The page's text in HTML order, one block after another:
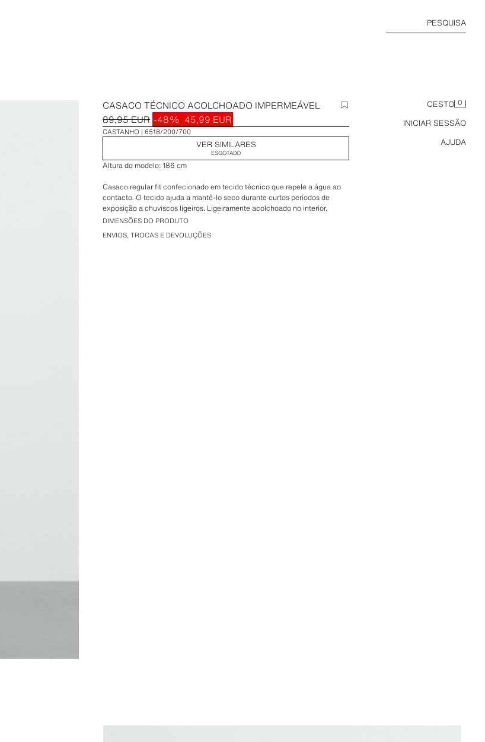
PESQUISA
CESTO 0
INICIAR SESSÃO
AJUDA
CASACO TÉCNICO ACOLCHOADO IMPERMEÁVEL
89,95 EUR -48% 45,99 EUR
CASTANHO 6518/200/700
VER SIMILARES
ESGOTADO
Altura do modelo: 186 cm
Casaco regular fit confecionado em tecido técnico que repele a água ao
contacto. O tecido ajuda a mantê-lo seco durante curtos períodos de
exposição a chuviscos ligeiros. Ligeiramente acolchoado no interior.
Gola de lapela e manga comprida acabada em punho com botão de
pressão. Bolsos de chapa com aba na frente e detalhe de bolsos laterais
DIMENSÕES DO PRODUTO
ENVIOS, TROCAS E DEVOLUÇÕES